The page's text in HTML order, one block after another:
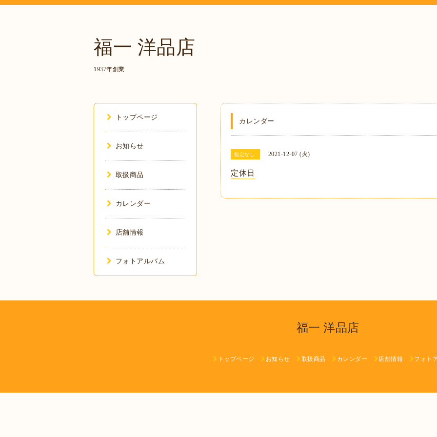
福一 洋品店
1937年創業
カレンダー
指定なし 2021-12-07 (火)
定休日
トップページ
お知らせ
取扱商品
カレンダー
店舗情報
フォトアルバム
福一 洋品店
トップページ お知らせ 取扱商品 カレンダー 店舗情報 フォト